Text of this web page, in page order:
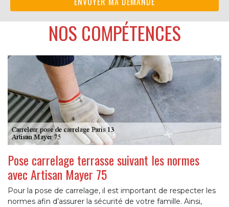
NOS COMPÉTENCES
Pose carrelage terrasse suivant les normes
avec Artisan Mayer 75
Pour la pose de carrelage, il est important de respecter les
normes afin d’assurer la sécurité de votre famille. Ainsi,